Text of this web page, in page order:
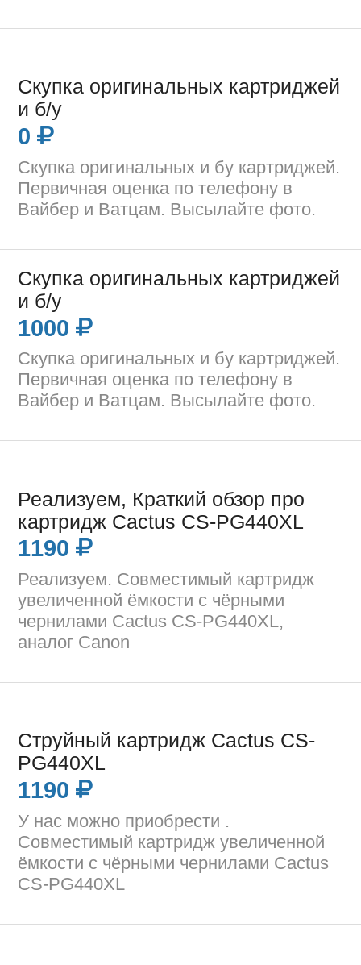
Скупка оригинальных картриджей
и б/у
0
Скупка оригинальных и бу картриджей.
Первичная оценка по телефону в
Вайбер и Ватцам. Высылайте фото.
Скупка оригинальных картриджей
и б/у
1000
Скупка оригинальных и бу картриджей.
Первичная оценка по телефону в
Вайбер и Ватцам. Высылайте фото.
Реализуем, Краткий обзор про
картридж Cactus CS-PG440XL
1190
Реализуем. Совместимый картридж
увеличенной ёмкости с чёрными
чернилами Cactus CS-PG440XL,
аналог Canon
Струйный картридж Cactus CS-
PG440XL
1190
У нас можно приобрести .
Совместимый картридж увеличенной
ёмкости с чёрными чернилами Cactus
CS-PG440XL